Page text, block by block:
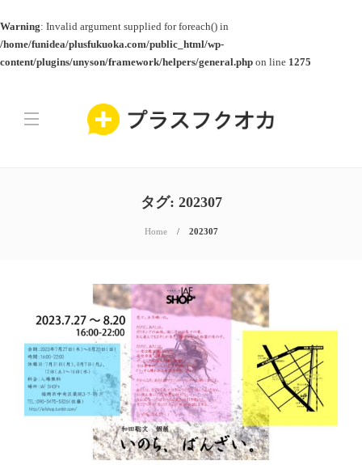
Warning: Invalid argument supplied for foreach() in
/home/funidea/plusfukuoka.com/public_html/wp-
content/plugins/unyson/framework/helpers/general.php on line 1275
タグ: 202307
Home 202307